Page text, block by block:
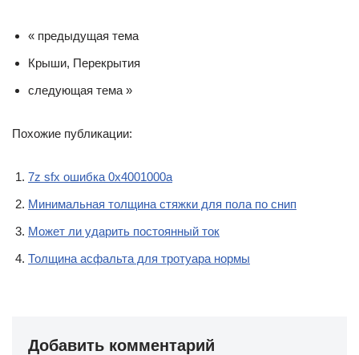
« предыдущая тема
Крыши, Перекрытия
следующая тема »
Похожие публикации:
7z sfx ошибка 0x4001000a
Минимальная толщина стяжки для пола по снип
Может ли ударить постоянный ток
Толщина асфальта для тротуара нормы
Добавить комментарий